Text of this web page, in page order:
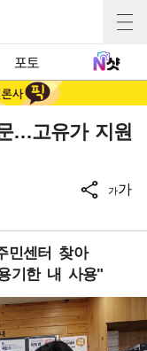
포토
…고유가 지원
가가
민센터 찾아
기한 내 사용"